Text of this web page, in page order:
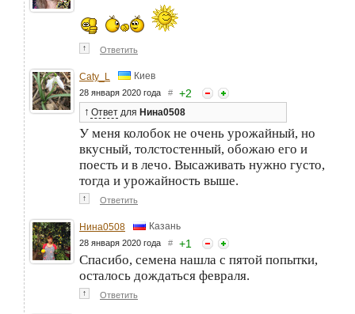
↑ Ответить
Caty_L Киев
28 января 2020 года # +2
↑ Ответ для Нина0508
У меня колобок не очень урожайный, но
вкусный, толстостенный, обожаю его и
поесть и в лечо. Высаживать нужно густо,
тогда и урожайность выше.
↑ Ответить
Нина0508 Казань
28 января 2020 года # +1
Спасибо, семена нашла с пятой попытки,
осталось дождаться февраля.
↑ Ответить